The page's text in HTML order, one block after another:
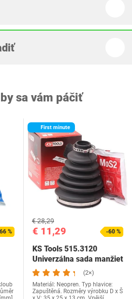
sa vám páčiť
%
First minute
€ 11,29
€ 28,29
-60 %
KS Tools 515.3120
Univerzálna sada manžiet
homokinetického…
(2×)
Materiál: Neopren. Typ hlavice:
Zapuštěná. Rozměry výrobku D x Š